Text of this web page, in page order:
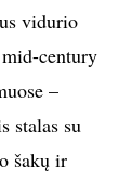
vidurio
century
–
stalas su
šakų ir